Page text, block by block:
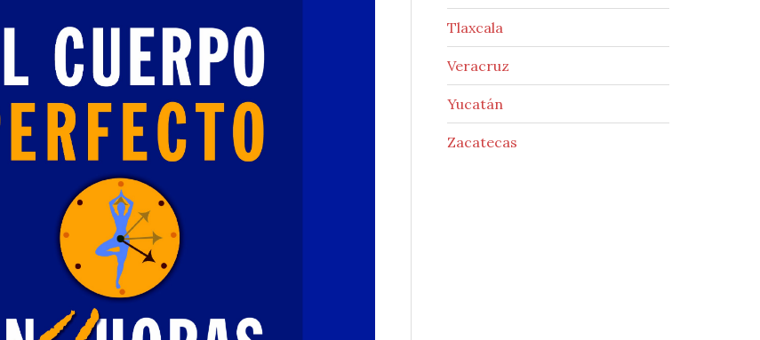
Tlaxcala
Veracruz
Yucatán
Zacatecas